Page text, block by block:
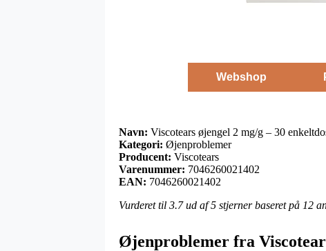
Webshop
Navn: Viscotears øjengel 2 mg/g – 30
Kategori: Øjenproblemer
Producent: Viscotears
Varenummer: 7046260021402
EAN: 7046260021402
Vurderet til 3.7ud af 5 stjerner baseret på 12
Øjenproblemer fra